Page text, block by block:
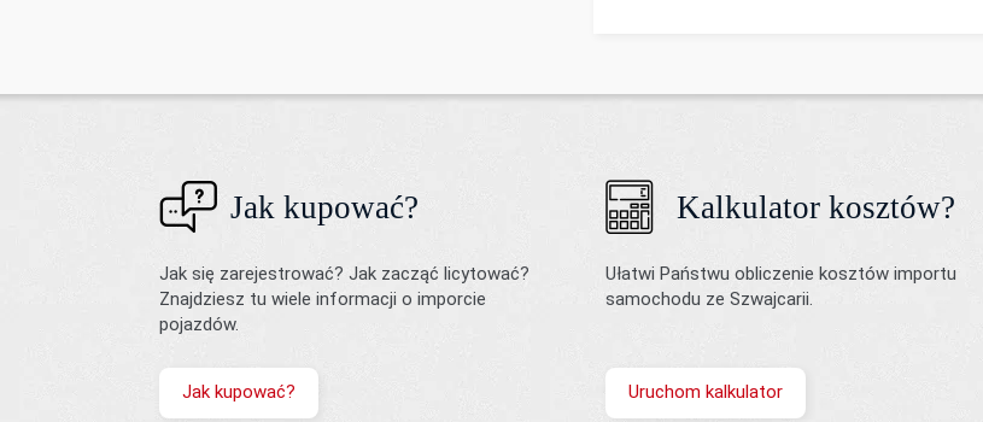
Jak kupować?
Jak się zarejestrować? Jak zacząć licytować?
Znajdziesz tu wiele informacji o imporcie
pojazdów.
Jak kupować?
Kalkulator kosztów?
Ułatwi Państwu obliczenie kosztów importu
samochodu ze Szwajcarii.
Uruchom kalkulator